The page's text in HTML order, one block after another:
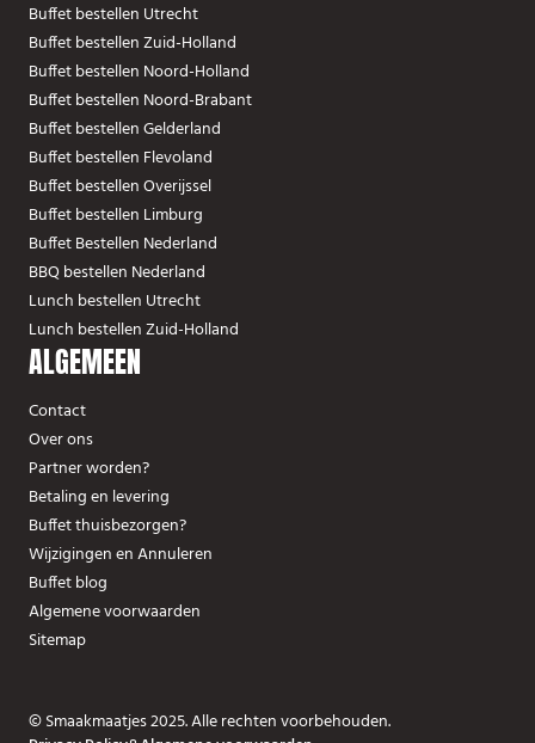
Buffet bestellen Utrecht
Buffet bestellen Zuid-Holland
Buffet bestellen Noord-Holland
Buffet bestellen Noord-Brabant
Buffet bestellen Gelderland
Buffet bestellen Flevoland
Buffet bestellen Overijssel
Buffet bestellen Limburg
Buffet Bestellen Nederland
BBQ bestellen Nederland
Lunch bestellen Utrecht
Lunch bestellen Zuid-Holland
ALGEMEEN
Contact
Over ons
Partner worden?
Betaling en levering
Buffet thuisbezorgen?
Wijzigingen en Annuleren
Buffet blog
Algemene voorwaarden
Sitemap
© Smaakmaatjes 2025. Alle rechten voorbehouden.